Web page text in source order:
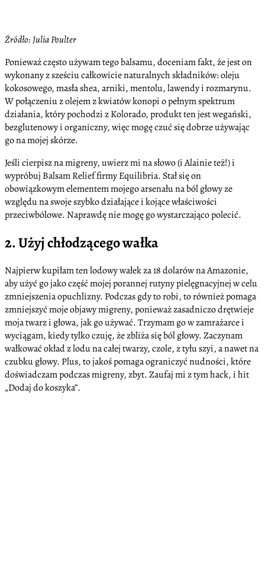
Źródło: Julia Poulter
Ponieważ często używam tego balsamu, doceniam fakt, że jest on
wykonany z sześciu całkowicie naturalnych składników: oleju
kokosowego, masła shea, arniki, mentolu, lawendy i rozmarynu.
W połączeniu z olejem z kwiatów konopi o pełnym spektrum
działania, który pochodzi z Kolorado, produkt ten jest wegański,
bezglutenowy i organiczny, więc mogę czuć się dobrze używając
go na mojej skórze.
Jeśli cierpisz na migreny, uwierz mi na słowo (i Alainie też!) i
wypróbuj Balsam Relief firmy Equilibria. Stał się on
obowiązkowym elementem mojego arsenału na ból głowy ze
względu na swoje szybko działające i kojące właściwości
przeciwbólowe. Naprawdę nie mogę go wystarczająco polecić.
2. Użyj chłodzącego wałka
Najpierw kupiłam ten lodowy wałek za 18 dolarów na Amazonie,
aby użyć go jako część mojej porannej rutyny pielęgnacyjnej w celu
zmniejszenia opuchlizny. Podczas gdy to robi, to również pomaga
zmniejszyć moje objawy migreny, ponieważ zasadniczo drętwieje
moja twarz i głowa, jak go używać. Trzymam go w zamrażarce i
wyciągam, kiedy tylko czuję, że zbliża się ból głowy. Zaczynam
wałkować okład z lodu na całej twarzy, czole, z tyłu szyi, a nawet na
czubku głowy. Plus, to jakoś pomaga ograniczyć nudności, które
doświadczam podczas migreny, zbyt. Zaufaj mi z tym hack, i hit
„Dodaj do koszyka”.